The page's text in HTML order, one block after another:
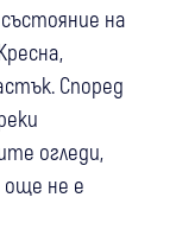
на
Според
огледи,
още не е